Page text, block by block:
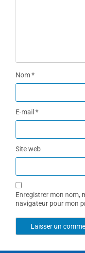
Nom*
E-mail*
Site web
Enregistrer mon nom,
navigateur pour mon